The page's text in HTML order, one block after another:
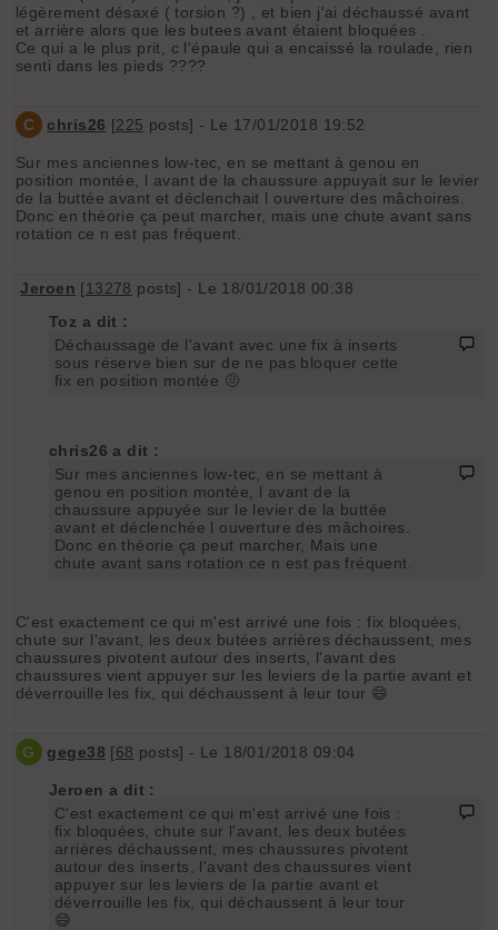
légèrement désaxé ( torsion ?) , et bien j'ai déchaussé avant
et arrière alors que les butees avant étaient bloquées .
Ce qui a le plus prit, c l'épaule qui a encaissé la roulade, rien
senti dans les pieds ????
C chris26 [225 posts] - Le 17/01/2018 19:52
Sur mes anciennes low-tec, en se mettant à genou en
position montée, l avant de la chaussure appuyait sur le levier
de la buttée avant et déclenchait l ouverture des mâchoires.
Donc en théorie ça peut marcher, mais une chute avant sans
rotation ce n est pas fréquent.
Jeroen [13278 posts] - Le 18/01/2018 00:38
Toz a dit :
Déchaussage de l'avant avec une fix à inserts
sous réserve bien sur de ne pas bloquer cette
fix en position montée 🤨
chris26 a dit :
Sur mes anciennes low-tec, en se mettant à
genou en position montée, l avant de la
chaussure appuyée sur le levier de la buttée
avant et déclenchée l ouverture des mâchoires.
Donc en théorie ça peut marcher, Mais une
chute avant sans rotation ce n est pas fréquent.
C'est exactement ce qui m'est arrivé une fois : fix bloquées,
chute sur l'avant, les deux butées arrières déchaussent, mes
chaussures pivotent autour des inserts, l'avant des
chaussures vient appuyer sur les leviers de la partie avant et
déverrouille les fix, qui déchaussent à leur tour 😄
G gege38 [68 posts] - Le 18/01/2018 09:04
Jeroen a dit :
C'est exactement ce qui m'est arrivé une fois :
fix bloquées, chute sur l'avant, les deux butées
arrières déchaussent, mes chaussures pivotent
autour des inserts, l'avant des chaussures vient
appuyer sur les leviers de la partie avant et
déverrouille les fix, qui déchaussent à leur tour
😄